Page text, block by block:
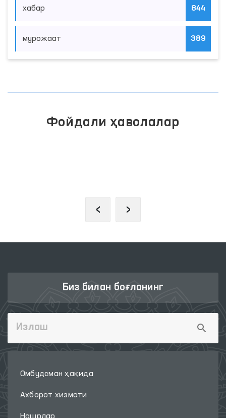
хабар 844
мурожаат 389
Фойдали ҳаволалар
‹ ›
Биз билан боғланинг
Омбудсман ҳақида
Ахборот хизмати